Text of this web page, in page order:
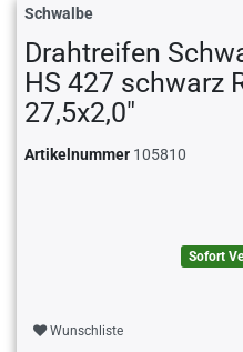
Schwalbe
Drahtreifen
HS 427 schwarz
27,5x2,0"
Artikelnummer 105810
Sofort
Wunschliste